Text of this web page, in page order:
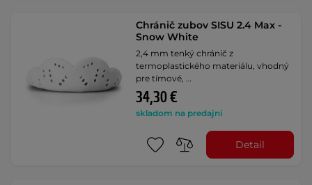
Chránič zubov SISU 2.4 Max -
Snow White
2,4 mm tenký chránič z
termoplastického materiálu, vhodný
pre tímové, …
34,30 €
skladom na predajni
Detail